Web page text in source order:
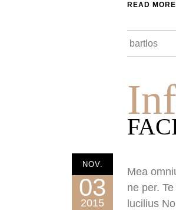
READ MORE
bartlos
NOV.
03
2015
Mea
ne per.
lucilius